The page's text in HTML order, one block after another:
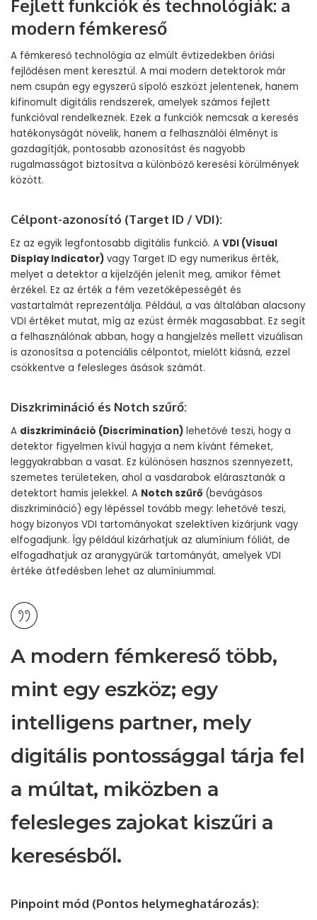
Fejlett funkciók és technológiák: a
modern fémkereső
A fémkereső technológia az elmúlt évtizedekben óriási
fejlődésen ment keresztül. A mai modern detektorok már
nem csupán egy egyszerű sípoló eszközt jelentenek, hanem
kifinomult digitális rendszerek, amelyek számos fejlett
funkcióval rendelkeznek. Ezek a funkciók nemcsak a keresés
hatékonyságát növelik, hanem a felhasználói élményt is
gazdagítják, pontosabb azonosítást és nagyobb
rugalmasságot biztosítva a különböző keresési körülmények
között.
Célpont-azonosító (Target ID / VDI):
Ez az egyik legfontosabb digitális funkció. A VDI (Visual
Display Indicator) vagy Target ID egy numerikus érték,
melyet a detektor a kijelzőjén jelenít meg, amikor fémet
érzékel. Ez az érték a fém vezetőképességét és
vastartalmát reprezentálja. Például, a vas általában alacsony
VDI értéket mutat, míg az ezüst érmék magasabbat. Ez segít
a felhasználónak abban, hogy a hangjelzés mellett vizuálisan
is azonosítsa a potenciális célpontot, mielőtt kiásná, ezzel
csökkentve a felesleges ásások számát.
Diszkrimináció és Notch szűrő:
A diszkrimináció (Discrimination) lehetővé teszi, hogy a
detektor figyelmen kívül hagyja a nem kívánt fémeket,
leggyakrabban a vasat. Ez különösen hasznos szennyezett,
szemetes területeken, ahol a vasdarabok elárasztanák a
detektort hamis jelekkel. A Notch szűrő (bevágásos
diszkrimináció) egy lépéssel tovább megy: lehetővé teszi,
hogy bizonyos VDI tartományokat szelektíven kizárjunk vagy
elfogadjunk. Így például kizárhatjuk az alumínium fóliát, de
elfogadhatjuk az aranygyűrűk tartományát, amelyek VDI
értéke átfedésben lehet az alumíniummal.
A modern fémkereső több,
mint egy eszköz; egy
intelligens partner, mely
digitális pontossággal tárja fel
a múltat, miközben a
felesleges zajokat kiszűri a
keresésből.
Pinpoint mód (Pontos helymeghatározás):